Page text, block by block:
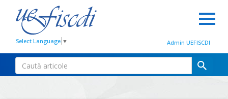
Select Language ▼ Admin UEFISCDI